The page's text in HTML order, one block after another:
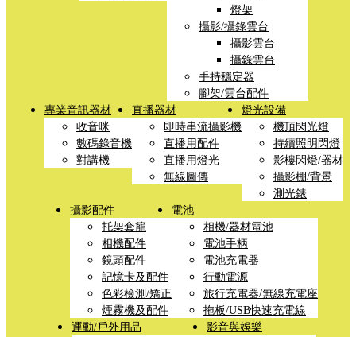
燈架
攝影/攝錄雲台
攝影雲台
攝錄雲台
手持穩定器
腳架/雲台配件
專業音訊器材
收音咪
數碼錄音機
對講機
直播器材
即時串流攝影機
直播用配件
直播用燈光
無線圖傳
燈光設備
機頂閃光燈
持續照明閃燈
影樓閃燈/器材
攝影棚/背景
測光錶
攝影配件
托架套籠
相機配件
鏡頭配件
記憶卡及配件
色彩檢測/矯正
煙霧機及配件
電池
相機/器材電池
電池手柄
電池充電器
行動電源
旅行充電器/無線充電座
拖板/USB快速充電線
運動/戶外用品
影音與娛樂